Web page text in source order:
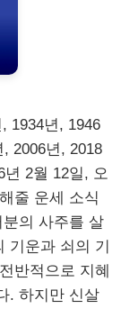
1934년, 1946
2006년, 2018
년 2월 12일, 오
줄 운세 소식
의 사주를 살
기운과 쇠의 기
반적으로 지혜
. 하지만 신살